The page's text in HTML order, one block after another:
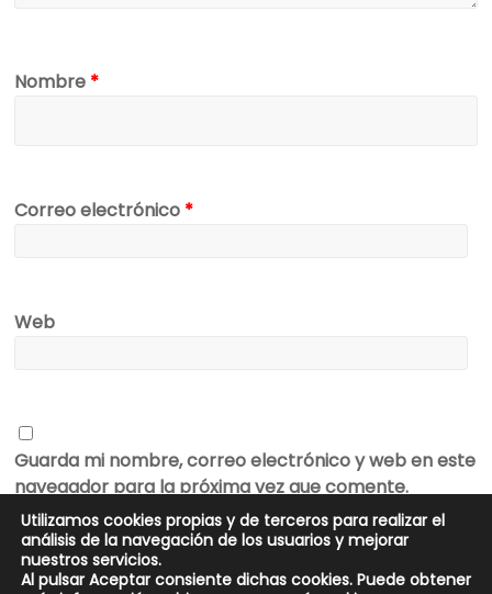
Nombre *
Correo electrónico *
Web
Guarda mi nombre, correo electrónico y web en este
navegador para la próxima vez que comente.
Utilizamos cookies propias y de terceros para realizar el
análisis de la navegación de los usuarios y mejorar
nuestros servicios.
Al pulsar Aceptar consiente dichas cookies. Puede obtener